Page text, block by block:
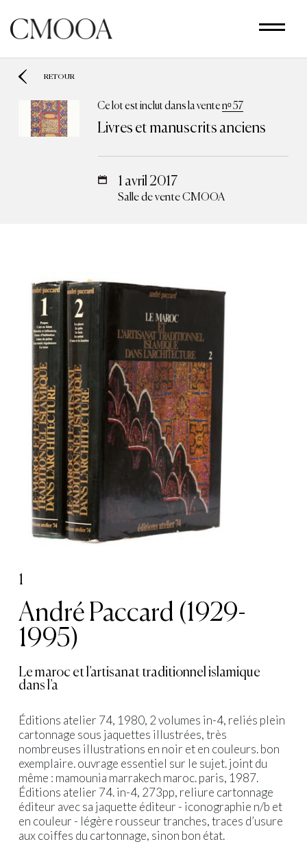
contenu
principal
RETOUR
Ce lot est inclut dans la ventenᵒ 57
Livres et manuscrits anciens
1 avril 2017
Salle de vente CMOOA
1
André Paccard (1929-
1995)
Le maroc et l’artisanat traditionnel islamique
dans l’a
Éditions atelier 74, 1980, 2 volumes in-4, reliés plein
cartonnage sous jaquettes illustrées, très
nombreuses illustrations en noir et en couleurs. bon
exemplaire. ouvrage essentiel sur le sujet. joint du
même : mamounia marrakech maroc. paris, 1987.
Éditions atelier 74. in-4, 273pp, reliure cartonnage
éditeur avec sa jaquette éditeur - iconographie n/b et
en couleur - légère rousseur tranches, traces d’usure
aux coiffes du cartonnage, sinon bon état.